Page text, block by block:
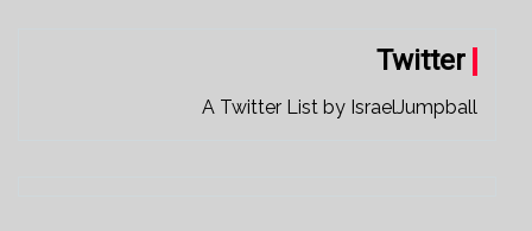
Twitter
A Twitter List by IsraelJumpball